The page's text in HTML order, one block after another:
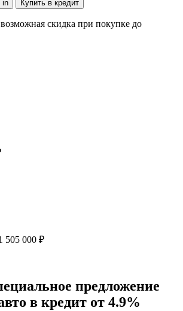
in Купить в кредит
скидка при покупке до
505 000 ₽
предложение
в кредит от 4.9%